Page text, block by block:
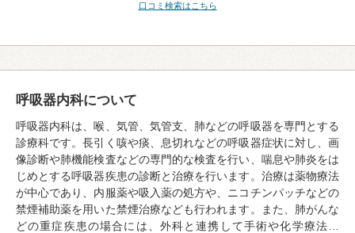
口コミ検索はこちら
呼吸器内科について
呼吸器内科は、喉、気管、気管支、肺などの呼吸器を専門とする
診療科です。長引く咳や痰、息切れなどの呼吸器症状に対し、画
像診断や肺機能検査などの専門的な検査を行い、喘息や肺炎をは
じめとする呼吸器疾患の診断と治療を行います。治療は薬物療法
が中心であり、内服薬や吸入薬の処方や、ニコチンパッチなどの
禁煙補助薬を用いた禁煙治療なども行われます。また、肺がんな
どの重症疾患の場合には、外科と連携して手術や化学療法…